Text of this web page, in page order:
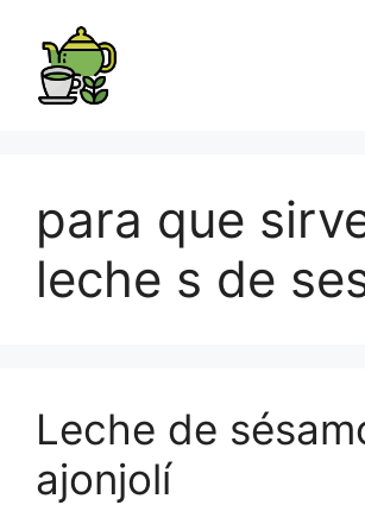
para que
leche s de
Leche de
ajonjolí